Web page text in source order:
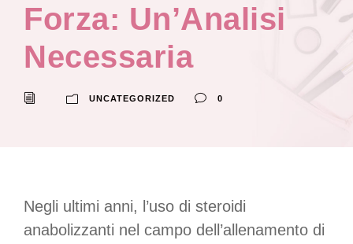
Forza: Un’Analisi
Necessaria
UNCATEGORIZED 0
Negli ultimi anni, l’uso di steroidi
anabolizzanti nel campo dell’allenamento di